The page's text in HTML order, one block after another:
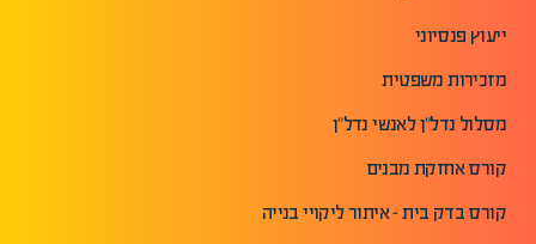
ייעוץ פנסיוני
מזכירות משפטית
מסלול נדל"ן לאנשי נדל"ן
קורס אחזקת מבנים
קורס בדק בית - איתור ליקויי בנייה